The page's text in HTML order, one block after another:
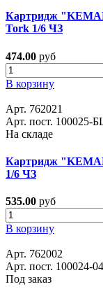
Картридж
Tork 1/6 ЧЗ
474.00 руб
В корзину
Арт. 762021
Арт. пост. 100025-
На складе
Картридж
1/6 ЧЗ
535.00 руб
В корзину
Арт. 762002
Арт. пост. 100024-
Под заказ